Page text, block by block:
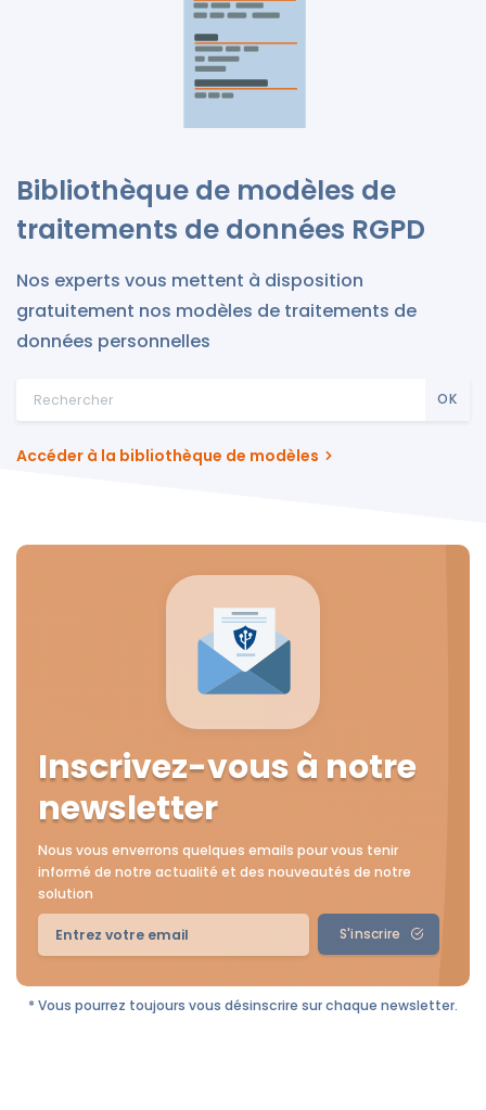
Bibliothèque de modèles de
traitements de données RGPD
Nos experts vous mettent à disposition
gratuitement nos modèles de traitements de
données personnelles
OK
Accéder à la bibliothèque de modèles
Inscrivez-vous à notre
newsletter
Nous vous enverrons quelques emails pour vous tenir
informé de notre actualité et des nouveautés de notre
solution
S'inscrire
* Vous pourrez toujours vous désinscrire sur chaque newsletter.